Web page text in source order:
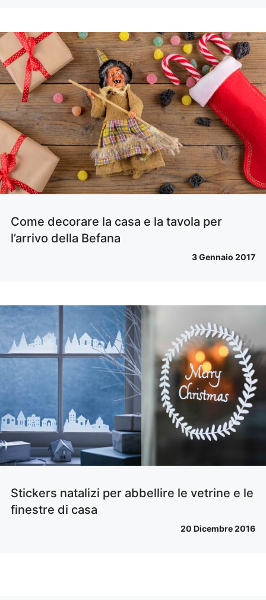
Come decorare la casa e la tavola per
l’arrivo della Befana
3 Gennaio 2017
Stickers natalizi per abbellire le vetrine e le
finestre di casa
20 Dicembre 2016